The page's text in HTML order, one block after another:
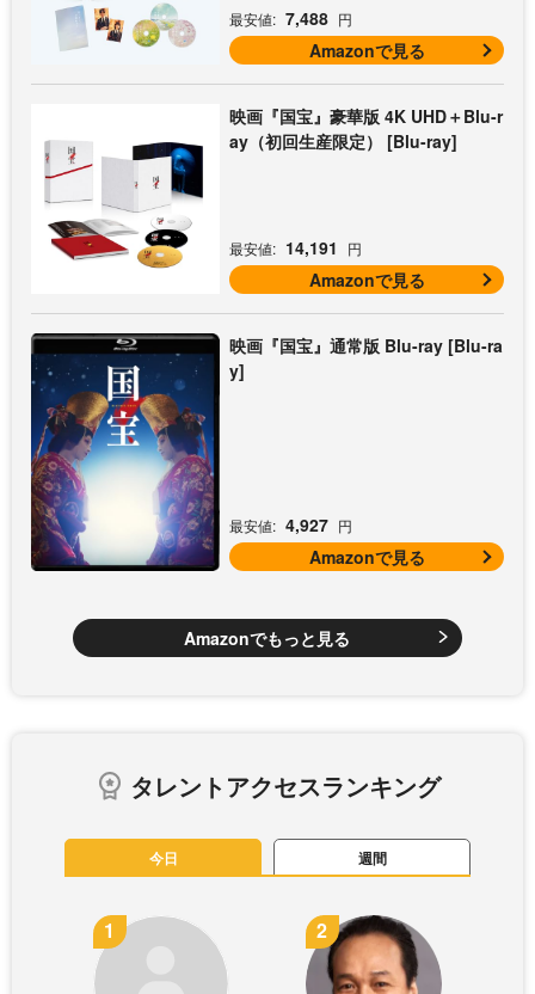
最安値: 7,488 円
Amazonで見る
映画『国宝』豪華版 4K UHD＋Blu-r
ay（初回生産限定） [Blu-ray]
最安値: 14,191 円
Amazonで見る
映画『国宝』通常版 Blu-ray [Blu-ra
y]
最安値: 4,927 円
Amazonで見る
Amazonでもっと見る
タレントアクセスランキング
今日 週間